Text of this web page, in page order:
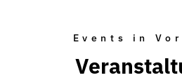
Events in